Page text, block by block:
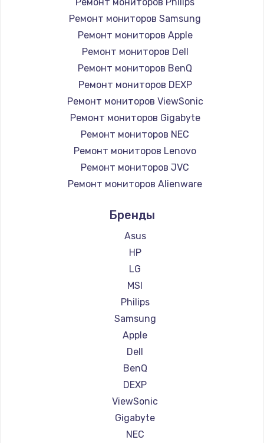
Ремонт мониторов Samsung
Ремонт мониторов Apple
Ремонт мониторов Dell
Ремонт мониторов BenQ
Ремонт мониторов DEXP
Ремонт мониторов ViewSonic
Ремонт мониторов Gigabyte
Ремонт мониторов NEC
Ремонт мониторов Lenovo
Ремонт мониторов JVC
Ремонт мониторов Alienware
Ремонт мониторов Thunderobot
Ремонт мониторов Hisense
Ремонт мониторов АОС
Ремонт мониторов Ardor
Ремонт мониторов Machenike
Ремонт мониторов iru
Ремонт мониторов Titan Army
Ремонт мониторов iFFALCON
Ремонт мониторов Dahua
Бренды
Asus
HP
LG
MSI
Philips
Samsung
Apple
Dell
BenQ
DEXP
ViewSonic
Gigabyte
NEC